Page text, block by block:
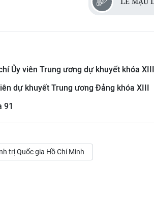
Ủy viên Trung ương dự khuyết khóa XIII
dự khuyết Trung ương Đảng khóa XIII
91
trị Quốc gia Hồ Chí Minh